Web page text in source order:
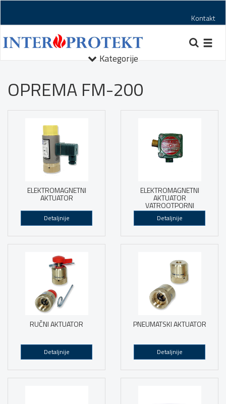
Kontakt
Kategorije
OPREMA FM-200
ELEKTROMAGNETNI
AKTUATOR
Detaljnije
ELEKTROMAGNETNI
AKTUATOR
VATROOTPORNI
Detaljnije
RUČNI AKTUATOR
Detaljnije
PNEUMATSKI AKTUATOR
Detaljnije